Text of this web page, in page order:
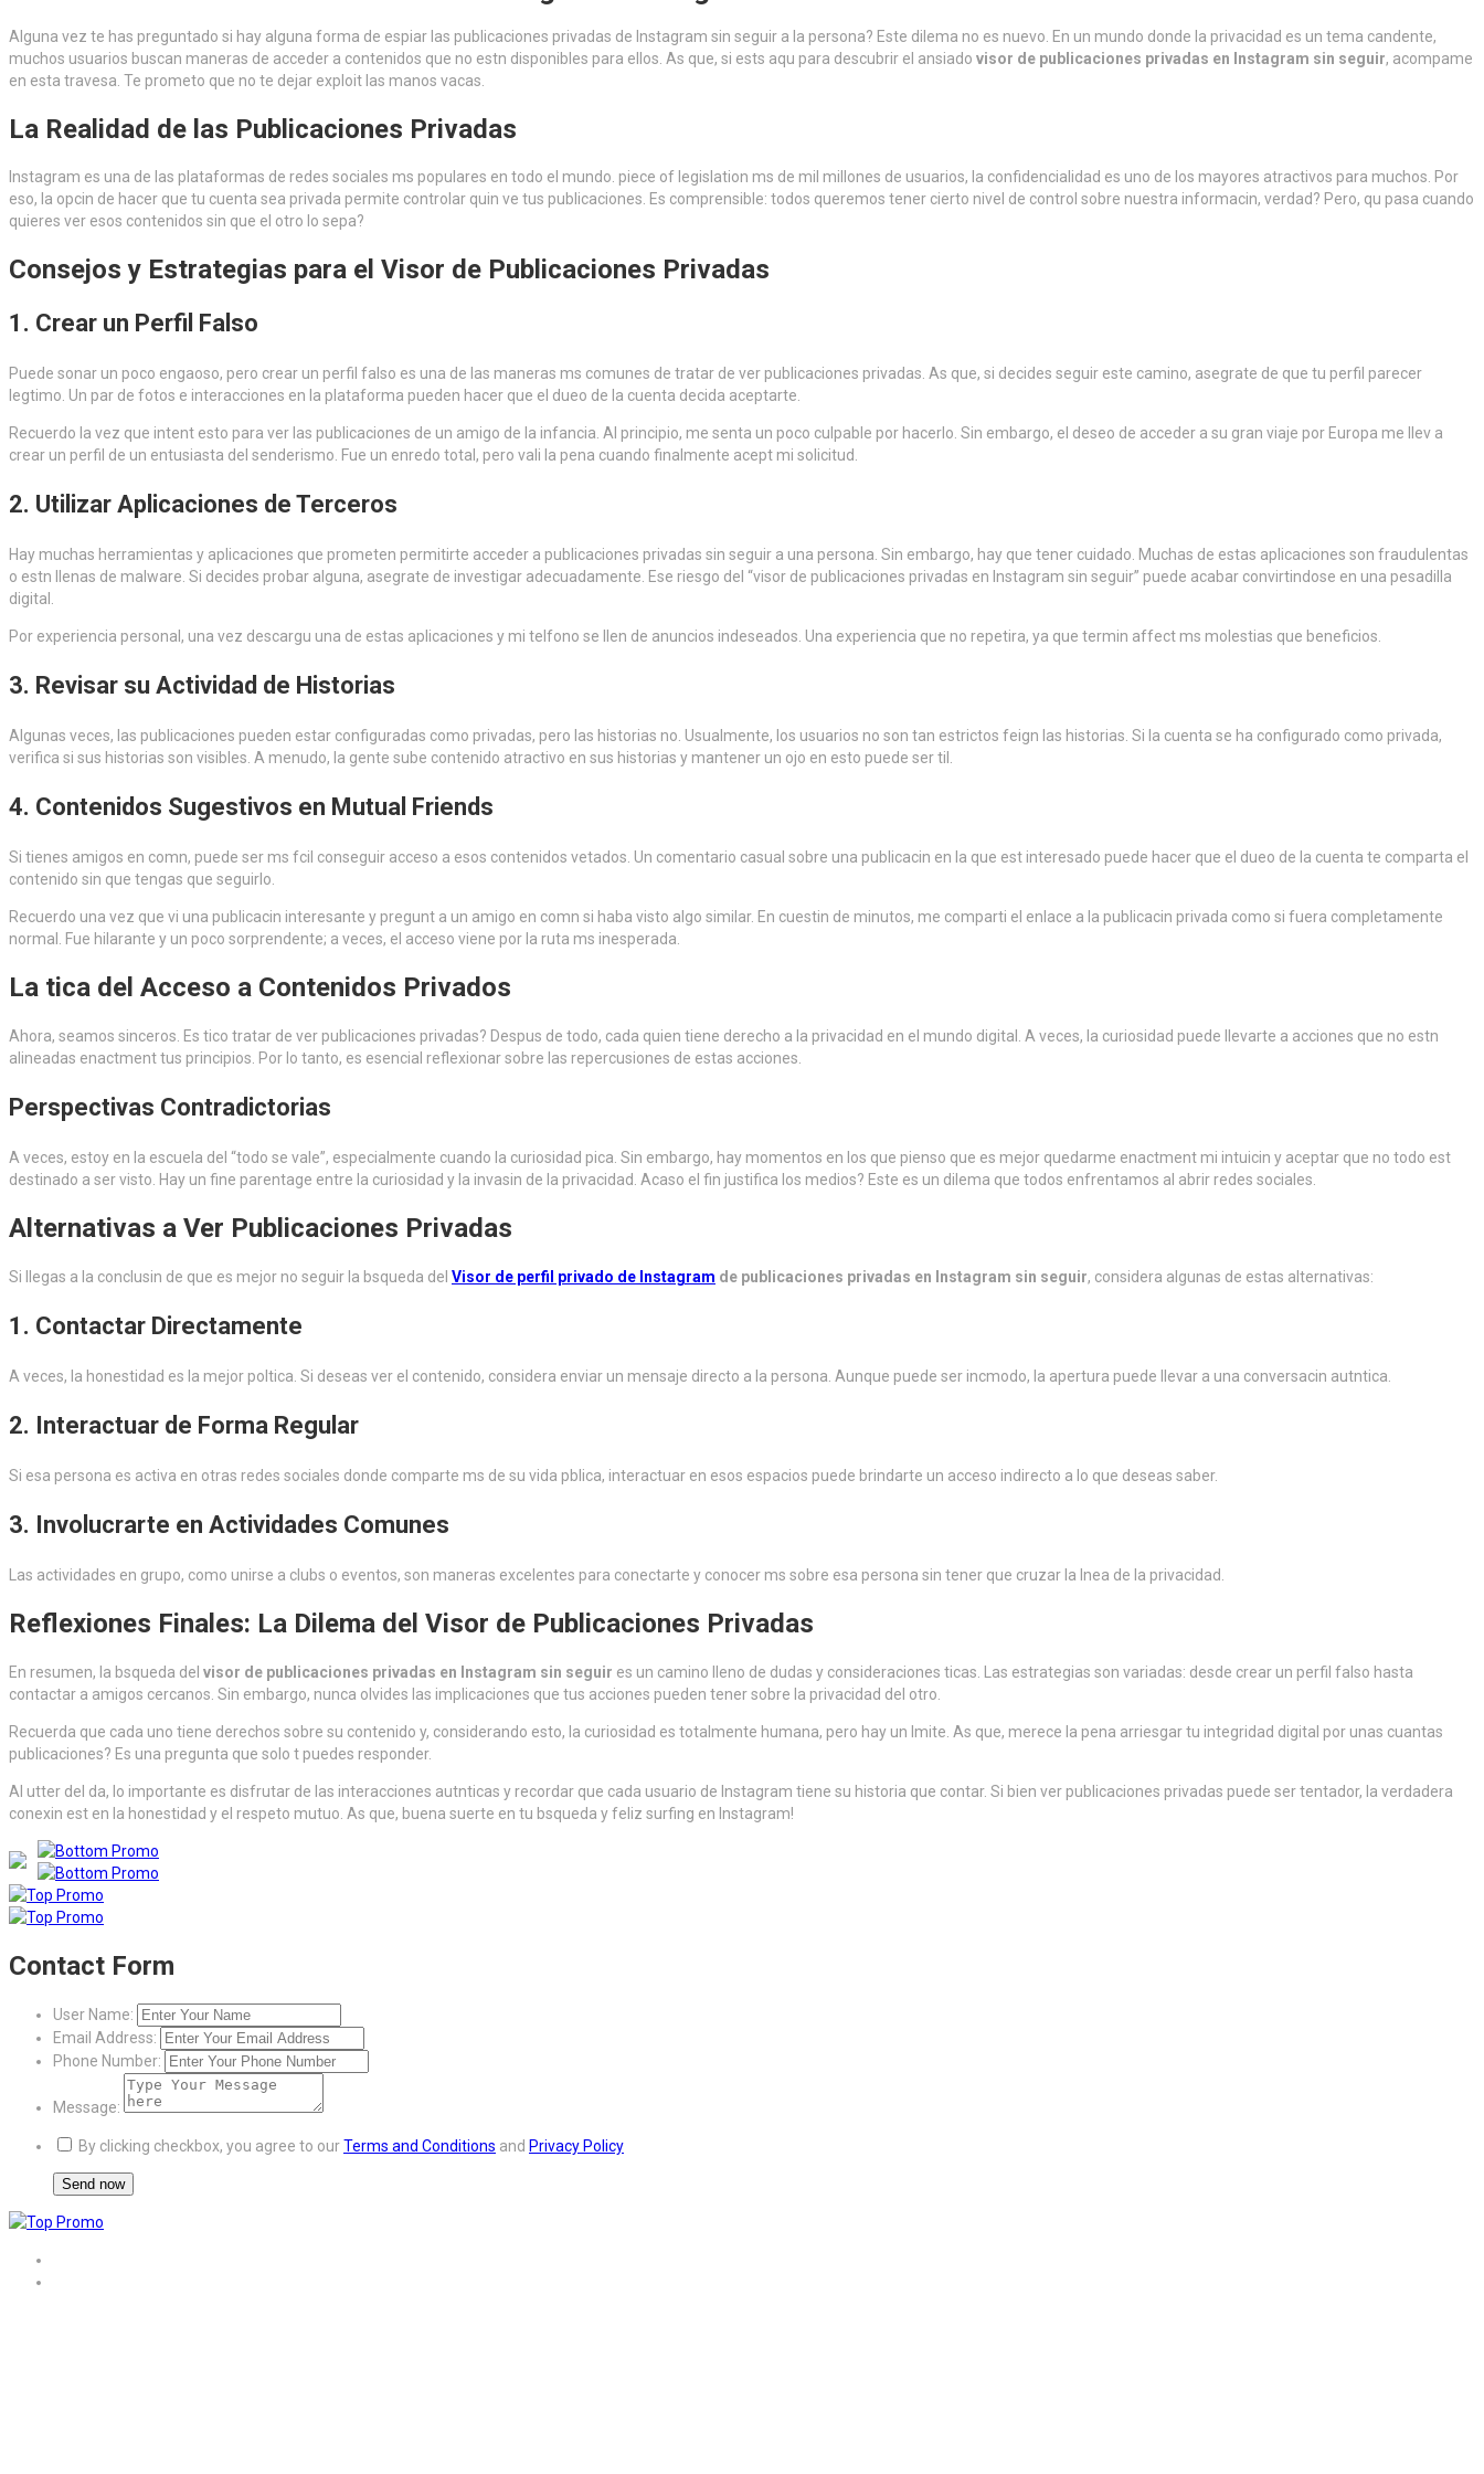
Alguna vez te has preguntado si hay alguna forma de espiar las publicaciones privadas de Instagram sin seguir a la persona? Este dilema no es nuevo. En un mundo donde la privacidad es un tema candente,
muchos usuarios buscan maneras de acceder a contenidos que no estn disponibles para ellos. As que, si ests aqu para descubrir el ansiado visor de publicaciones privadas en Instagram sin seguir, acompame
en esta travesa. Te prometo que no te dejar exploit las manos vacas.
La Realidad de las Publicaciones Privadas
Instagram es una de las plataformas de redes sociales ms populares en todo el mundo. piece of legislation ms de mil millones de usuarios, la confidencialidad es uno de los mayores atractivos para muchos. Por
eso, la opcin de hacer que tu cuenta sea privada permite controlar quin ve tus publicaciones. Es comprensible: todos queremos tener cierto nivel de control sobre nuestra informacin, verdad? Pero, qu pasa cuando
quieres ver esos contenidos sin que el otro lo sepa?
Consejos y Estrategias para el Visor de Publicaciones Privadas
1. Crear un Perfil Falso
Puede sonar un poco engaoso, pero crear un perfil falso es una de las maneras ms comunes de tratar de ver publicaciones privadas. As que, si decides seguir este camino, asegrate de que tu perfil parecer
legtimo. Un par de fotos e interacciones en la plataforma pueden hacer que el dueo de la cuenta decida aceptarte.
Recuerdo la vez que intent esto para ver las publicaciones de un amigo de la infancia. Al principio, me senta un poco culpable por hacerlo. Sin embargo, el deseo de acceder a su gran viaje por Europa me llev a
crear un perfil de un entusiasta del senderismo. Fue un enredo total, pero vali la pena cuando finalmente acept mi solicitud.
2. Utilizar Aplicaciones de Terceros
Hay muchas herramientas y aplicaciones que prometen permitirte acceder a publicaciones privadas sin seguir a una persona. Sin embargo, hay que tener cuidado. Muchas de estas aplicaciones son fraudulentas
o estn llenas de malware. Si decides probar alguna, asegrate de investigar adecuadamente. Ese riesgo del “visor de publicaciones privadas en Instagram sin seguir” puede acabar convirtindose en una pesadilla
digital.
Por experiencia personal, una vez descargu una de estas aplicaciones y mi telfono se llen de anuncios indeseados. Una experiencia que no repetira, ya que termin affect ms molestias que beneficios.
3. Revisar su Actividad de Historias
Algunas veces, las publicaciones pueden estar configuradas como privadas, pero las historias no. Usualmente, los usuarios no son tan estrictos feign las historias. Si la cuenta se ha configurado como privada,
verifica si sus historias son visibles. A menudo, la gente sube contenido atractivo en sus historias y mantener un ojo en esto puede ser til.
4. Contenidos Sugestivos en Mutual Friends
Si tienes amigos en comn, puede ser ms fcil conseguir acceso a esos contenidos vetados. Un comentario casual sobre una publicacin en la que est interesado puede hacer que el dueo de la cuenta te comparta el
contenido sin que tengas que seguirlo.
Recuerdo una vez que vi una publicacin interesante y pregunt a un amigo en comn si haba visto algo similar. En cuestin de minutos, me comparti el enlace a la publicacin privada como si fuera completamente
normal. Fue hilarante y un poco sorprendente; a veces, el acceso viene por la ruta ms inesperada.
La tica del Acceso a Contenidos Privados
Ahora, seamos sinceros. Es tico tratar de ver publicaciones privadas? Despus de todo, cada quien tiene derecho a la privacidad en el mundo digital. A veces, la curiosidad puede llevarte a acciones que no estn
alineadas enactment tus principios. Por lo tanto, es esencial reflexionar sobre las repercusiones de estas acciones.
Perspectivas Contradictorias
A veces, estoy en la escuela del “todo se vale”, especialmente cuando la curiosidad pica. Sin embargo, hay momentos en los que pienso que es mejor quedarme enactment mi intuicin y aceptar que no todo est
destinado a ser visto. Hay un fine parentage entre la curiosidad y la invasin de la privacidad. Acaso el fin justifica los medios? Este es un dilema que todos enfrentamos al abrir redes sociales.
Alternativas a Ver Publicaciones Privadas
Si llegas a la conclusin de que es mejor no seguir la bsqueda del Visor de perfil privado de Instagram de publicaciones privadas en Instagram sin seguir, considera algunas de estas alternativas:
1. Contactar Directamente
A veces, la honestidad es la mejor poltica. Si deseas ver el contenido, considera enviar un mensaje directo a la persona. Aunque puede ser incmodo, la apertura puede llevar a una conversacin autntica.
2. Interactuar de Forma Regular
Si esa persona es activa en otras redes sociales donde comparte ms de su vida pblica, interactuar en esos espacios puede brindarte un acceso indirecto a lo que deseas saber.
3. Involucrarte en Actividades Comunes
Las actividades en grupo, como unirse a clubs o eventos, son maneras excelentes para conectarte y conocer ms sobre esa persona sin tener que cruzar la lnea de la privacidad.
Reflexiones Finales: La Dilema del Visor de Publicaciones Privadas
En resumen, la bsqueda del visor de publicaciones privadas en Instagram sin seguir es un camino lleno de dudas y consideraciones ticas. Las estrategias son variadas: desde crear un perfil falso hasta
contactar a amigos cercanos. Sin embargo, nunca olvides las implicaciones que tus acciones pueden tener sobre la privacidad del otro.
Recuerda que cada uno tiene derechos sobre su contenido y, considerando esto, la curiosidad es totalmente humana, pero hay un lmite. As que, merece la pena arriesgar tu integridad digital por unas cuantas
publicaciones? Es una pregunta que solo t puedes responder.
Al utter del da, lo importante es disfrutar de las interacciones autnticas y recordar que cada usuario de Instagram tiene su historia que contar. Si bien ver publicaciones privadas puede ser tentador, la verdadera
conexin est en la honestidad y el respeto mutuo. As que, buena suerte en tu bsqueda y feliz surfing en Instagram!
Contact Form
User Name:
Email Address:
Phone Number:
Message:
By clicking checkbox, you agree to ourTerms and Conditions and Privacy Policy